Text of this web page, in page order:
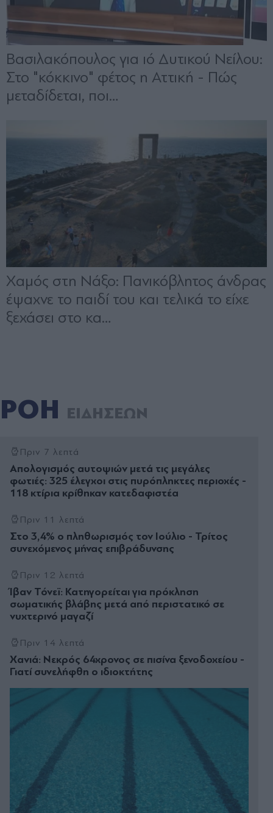
ΡΟΗ ΕΙΔΗΣΕΩΝ
Πριν 7 λεπτά
Απολογισμός αυτοψιών μετά τις μεγάλες
φωτιές: 325 έλεγχοι στις πυρόπληκτες περιοχές -
118 κτίρια κρίθηκαν κατεδαφιστέα
Πριν 11 λεπτά
Στο 3,4% ο πληθωρισμός τον Ιούλιο - Τρίτος
συνεχόμενος μήνας επιβράδυνσης
Πριν 12 λεπτά
Ίβαν Τόνεϊ: Κατηγορείται για πρόκληση
σωματικής βλάβης μετά από περιστατικό σε
νυχτερινό μαγαζί
Πριν 14 λεπτά
Χανιά: Νεκρός 64χρονος σε πισίνα ξενοδοχείου -
Γιατί συνελήφθη ο ιδιοκτήτης